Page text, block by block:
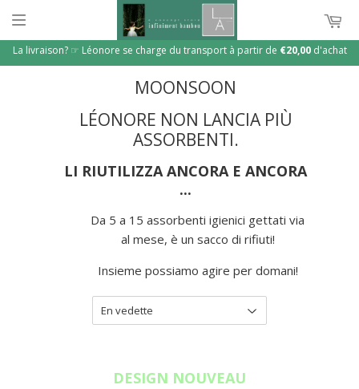
La livraison? ☞ Léonore se charge du transport à partir de €20,00d'achat
MOONSOON
LÉONORE NON LANCIA PIÙ
ASSORBENTI.
LI RIUTILIZZA ANCORA E ANCORA
...
Da 5 a 15 assorbenti igienici gettati via
al mese, è un sacco di rifiuti!
Insieme possiamo agire per domani!
DESIGN NOUVEAU